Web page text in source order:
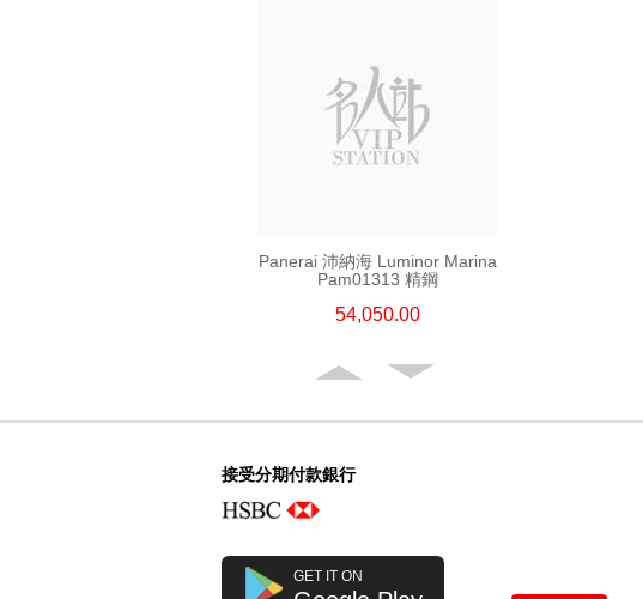
Panerai 沛納海 Luminor Marina
Pam01313 精鋼
54,050.00
接受分期付款銀行
GET IT ON